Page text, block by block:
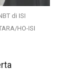
di ISI
HO-ISI